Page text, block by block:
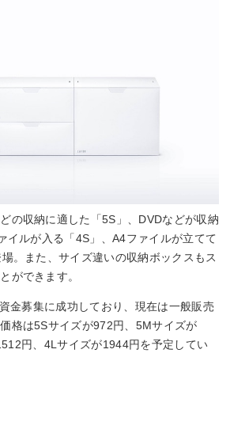
の収納に適した「5S」、DVDなどが収納
イルが入る「4S」、A4ファイルが立てて
。また、サイズ違いの収納ボックスもス
ができます。
金募集に成功しており、現在は一般販売
格は5Sサイズが972円、5Mサイズが
円、4Lサイズが1944円を予定してい